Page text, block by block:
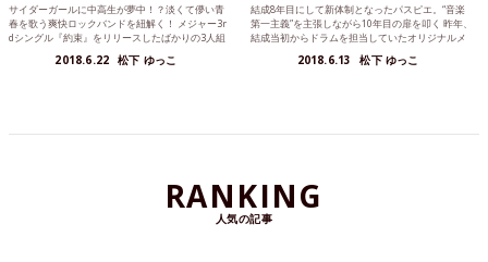
サイダーガールに中高生が夢中！？淡くて儚い青
春を歌う爽快ロックバンドを紐解く！ メジャー3r
dシングル『約束』をリリースしたばかりの3人組
2018.6.22 松下 ゆっこ
結成8年目にして新体制となったパスピエ。“音楽
第一主義”を主張しながら10年目の扉を叩く 昨年、
結成当初からドラムを担当していたオリジナルメ
2018.6.13 松下 ゆっこ
RANKING
人気の記事